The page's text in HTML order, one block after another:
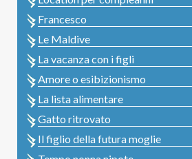
Francesco
Le Maldive
La vacanza con i figli
Amore o esibizionismo
La lista alimentare
Gatto ritrovato
Il figlio della futura moglie